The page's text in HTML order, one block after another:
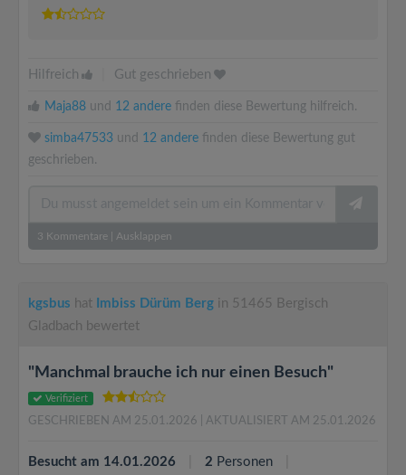
Hilfreich Gut geschrieben
Maja88 und 12 andere finden diese Bewertung hilfreich.
simba47533 und 12 andere finden diese Bewertung gut
geschrieben.
3 Kommentare Ausklappen
kgsbus hat Imbiss Dürüm Berg in 51465 Bergisch
Gladbach bewertet
"Manchmal brauche ich nur einen Besuch"
Verifiziert
GESCHRIEBEN AM 25.01.2026 | AKTUALISIERT AM 25.01.2026
Besucht am 14.01.2026 2 Personen